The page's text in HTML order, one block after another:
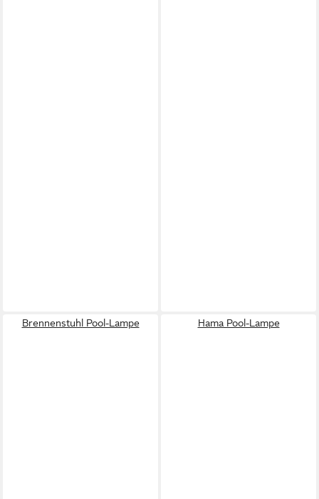
Brennenstuhl Pool-Lampe Hama Pool-Lampe